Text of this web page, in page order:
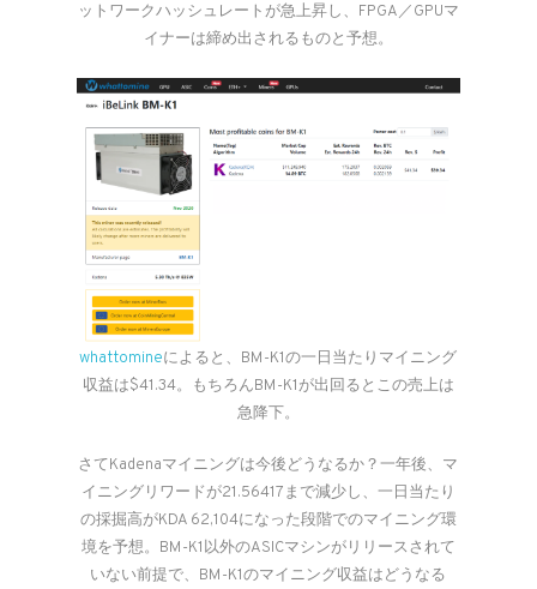
ットワークハッシュレートが急上昇し、FPGA／GPUマ
イナーは締め出されるものと予想。
whattomineによると、BM-K1の一日当たりマイニング
収益は$41.34。もちろんBM-K1が出回るとこの売上は
急降下。
さてKadenaマイニングは今後どうなるか？一年後、マ
イニングリワードが21.56417まで減少し、一日当たり
の採掘高がKDA 62,104になった段階でのマイニング環
境を予想。BM-K1以外のASICマシンがリリースされて
いない前提で、BM-K1のマイニング収益はどうなる